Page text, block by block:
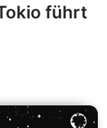
führt